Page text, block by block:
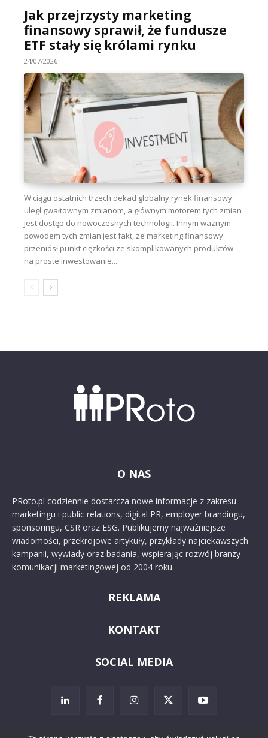
Jak przejrzysty marketing
finansowy sprawił, że fundusze
ETF stały się królami rynku
24/07/2026
W ciągu ostatnich trzech dekad globalny rynek finansowy
uległ gwałtownym zmianom, a głównym motorem tych zmian
jest dostęp do nowoczesnych technologii. Innym ważnym
powodem tych zmian jest fakt, że marketing finansowy
przeniósł punkt ciężkości ze skomplikowanych produktów
na proste inwestowanie...
O NAS
PRoto.pl codziennie dostarcza nowe informacje z zakresu
marketingu i public relations, digital PR, employer brandingu,
sponsoringu, CSR oraz ESG. Publikujemy najważniejsze
wiadomości, przekrojowe artykuły, przykłady najciekawszych
kampanii, wywiady oraz badania, wspierając rozwój branży
komunikacji marketingowej od 2004 roku.
REKLAMA
KONTAKT
SOCIAL MEDIA